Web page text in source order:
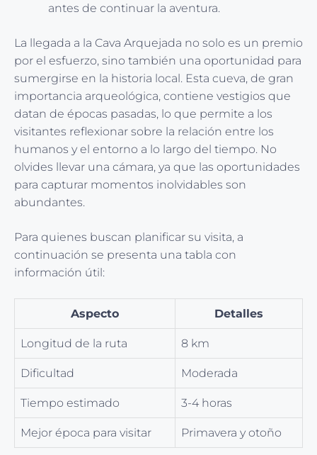
antes de continuar la aventura.
La llegada a la Cava Arquejada no solo es un premio
por el esfuerzo, sino también una oportunidad para
sumergirse en la historia local. Esta cueva, de gran
importancia arqueológica, contiene vestigios que
datan de épocas pasadas, lo que permite a los
visitantes reflexionar sobre la relación entre los
humanos y el entorno a lo largo del tiempo. No
olvides llevar una cámara, ya que las oportunidades
para capturar momentos inolvidables son
abundantes.
Para quienes buscan planificar su visita, a
continuación se presenta una tabla con
información útil:
Aspecto Detalles
Longitud de la ruta 8 km
Dificultad Moderada
Tiempo estimado 3-4 horas
Mejor época para visitar Primavera y otoño